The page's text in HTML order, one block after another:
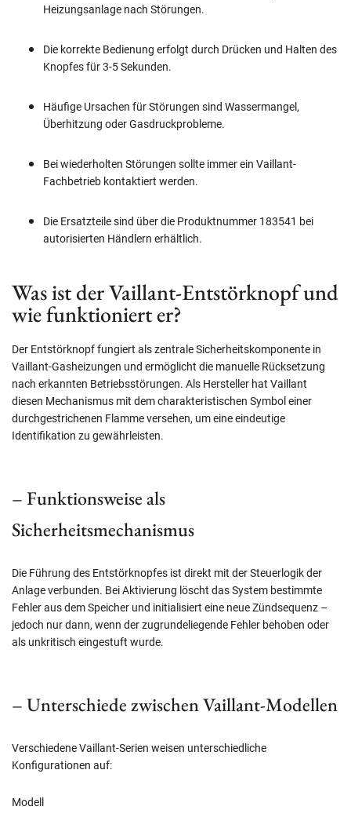
Heizungsanlage nach Störungen.
Die korrekte Bedienung erfolgt durch Drücken und Halten des
Knopfes für 3-5 Sekunden.
Häufige Ursachen für Störungen sind Wassermangel,
Überhitzung oder Gasdruckprobleme.
Bei wiederholten Störungen sollte immer ein Vaillant-
Fachbetrieb kontaktiert werden.
Die Ersatzteile sind über die Produktnummer 183541 bei
autorisierten Händlern erhältlich.
Was ist der Vaillant-Entstörknopf und
wie funktioniert er?
Der Entstörknopf fungiert als zentrale Sicherheitskomponente in
Vaillant-Gasheizungen und ermöglicht die manuelle Rücksetzung
nach erkannten Betriebsstörungen. Als Hersteller hat Vaillant
diesen Mechanismus mit dem charakteristischen Symbol einer
durchgestrichenen Flamme versehen, um eine eindeutige
Identifikation zu gewährleisten.
– Funktionsweise als
Sicherheitsmechanismus
Die Führung des Entstörknopfes ist direkt mit der Steuerlogik der
Anlage verbunden. Bei Aktivierung löscht das System bestimmte
Fehler aus dem Speicher und initialisiert eine neue Zündsequenz –
jedoch nur dann, wenn der zugrundeliegende Fehler behoben oder
als unkritisch eingestuft wurde.
– Unterschiede zwischen Vaillant-Modellen
Verschiedene Vaillant-Serien weisen unterschiedliche
Konfigurationen auf:
Modell